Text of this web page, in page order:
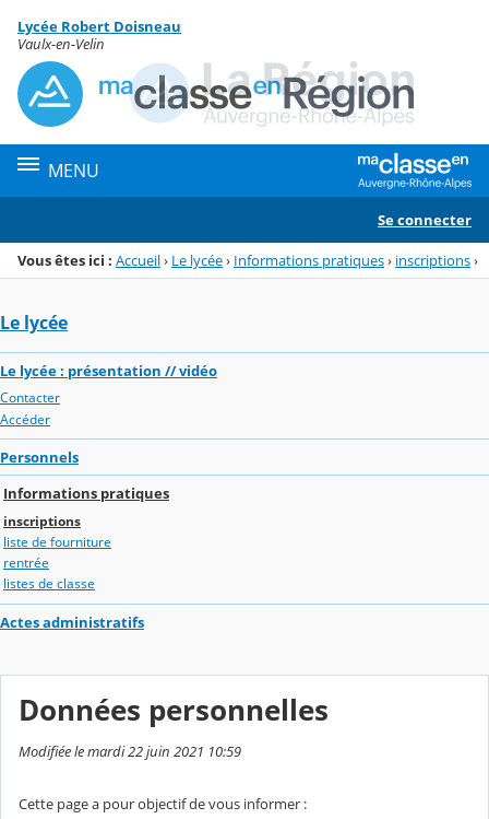
Menu de la rubrique
Contenu
Lycée Robert Doisneau
Vaulx-en-Velin
MENU
Se connecter
Vous êtes ici : Accueil› Le lycée› Informations pratiques› inscriptions›
Le lycée
Le lycée : présentation // vidéo
Contacter
Accéder
Personnels
Informations pratiques
inscriptions
liste de fourniture
rentrée
listes de classe
Actes administratifs
Données personnelles
Modifiée le mardi 22 juin 2021 10:59
Cette page a pour objectif de vous informer :